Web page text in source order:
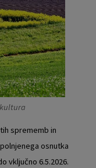
sprememb in
osnutka
vključno 6.5.2026.